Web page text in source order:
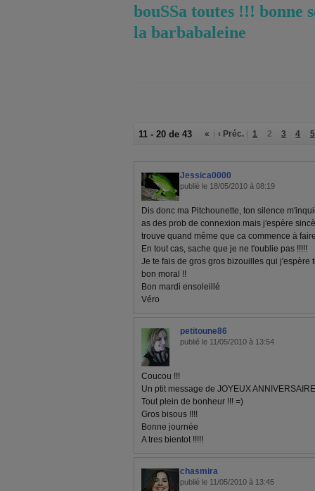
bouSSa toutes !!! bonne
la barbabaleine
11 - 20 de 43 « ‹ Préc. 1 2 3 4 5
Jessica0000
publié le 18/05/2010 à 08:19
Dis donc ma Pitchounette, ton silence
as des prob de connexion mais j'espère
trouve quand même que ca commence à
En tout cas, sache que je ne t'oublie pas !!!!!
Je te fais de gros gros bizouilles qui j'espère
bon moral !!
Bon mardi ensoleillé
Véro
petitoune86
publié le 11/05/2010 à 13:54
Coucou !!!
Un ptit message de JOYEUX
Tout plein de bonheur !!! =)
Gros bisous !!!!
Bonne journée
A tres bientot !!!!!
chasmira
publié le 11/05/2010 à 13:45